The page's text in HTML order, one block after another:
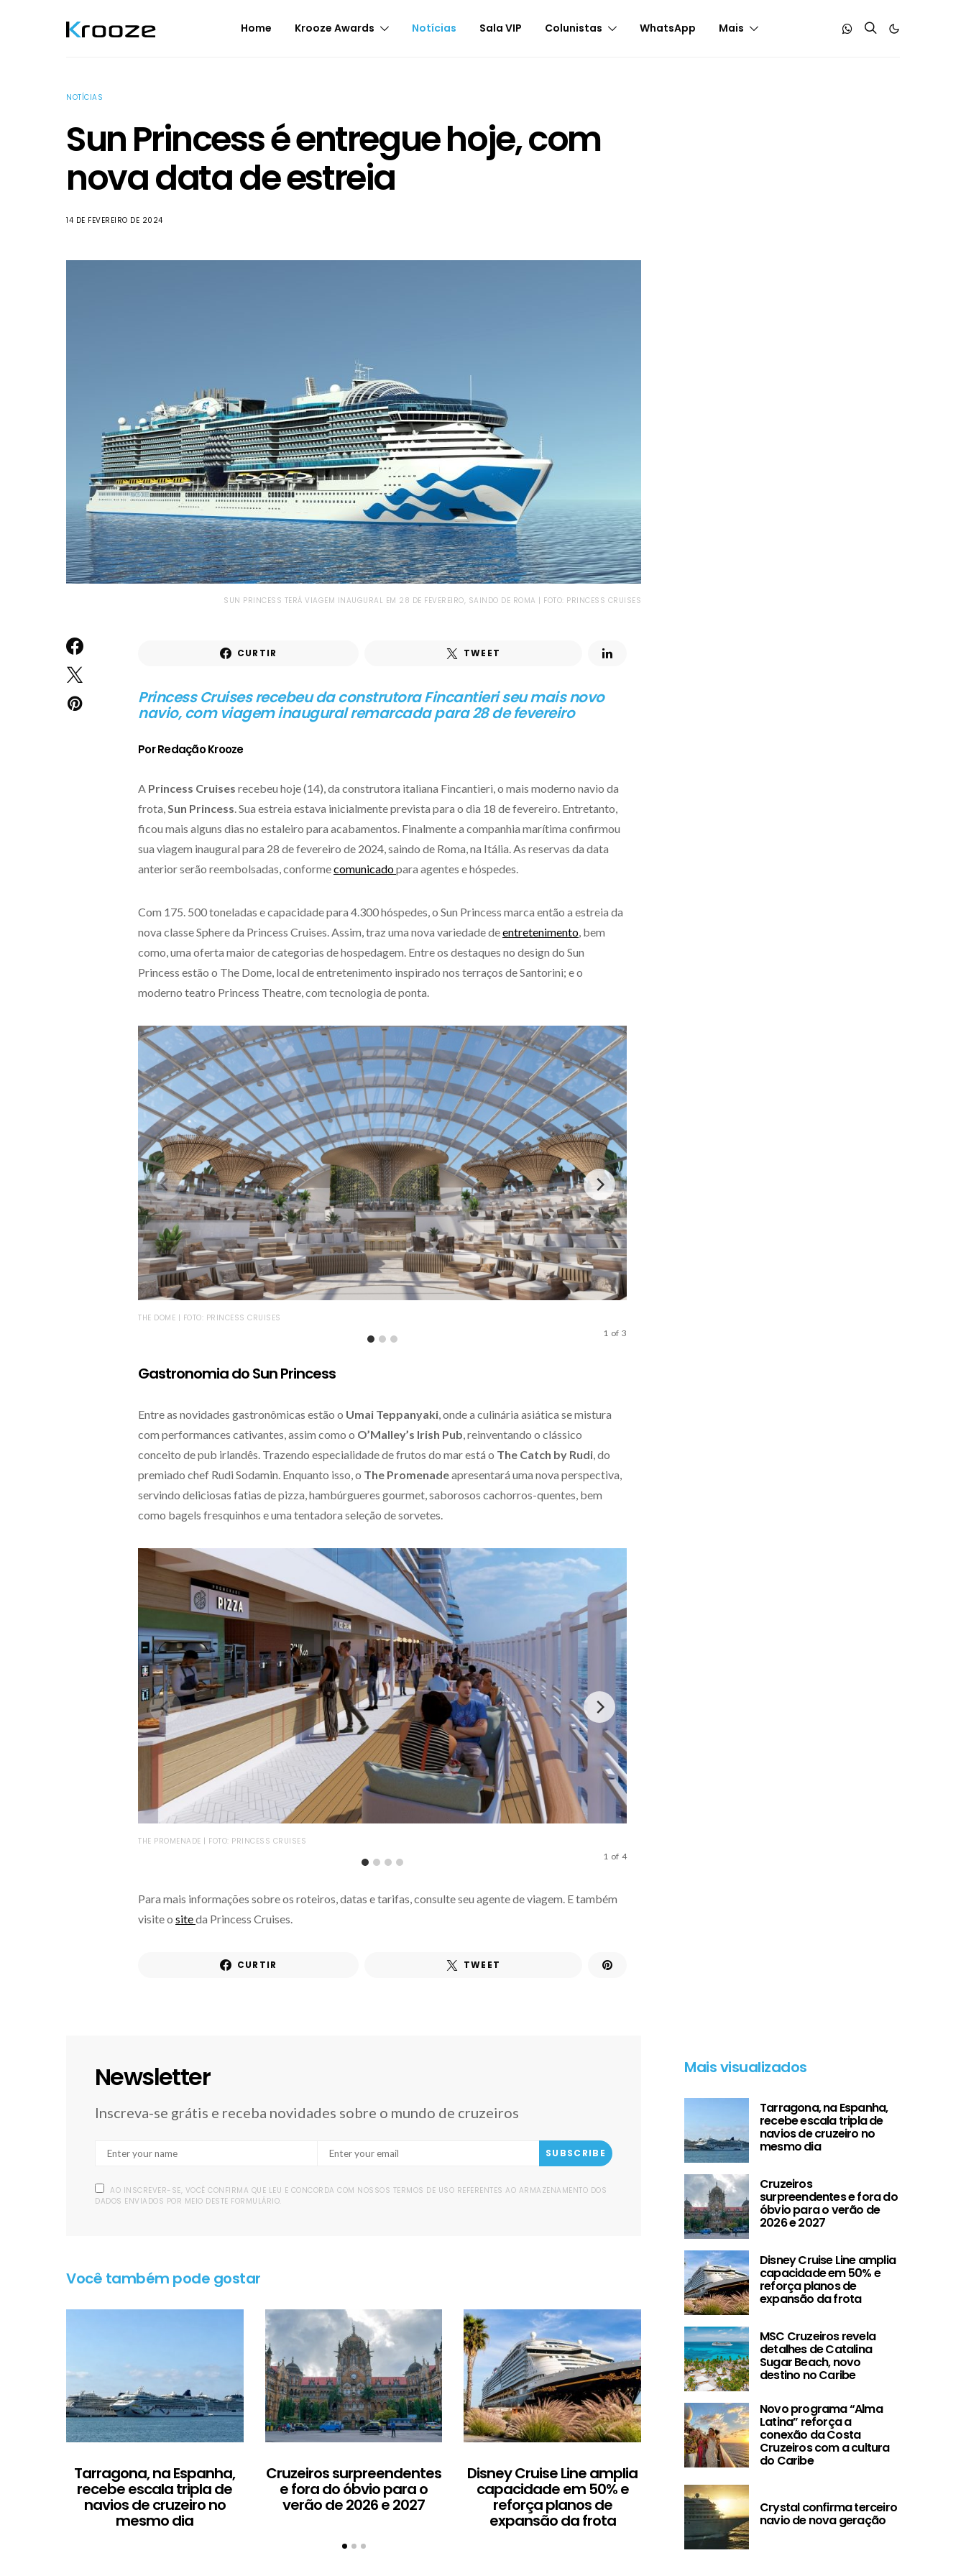
Home Krooze Awards Notícias Sala VIP Colunistas WhatsApp Mais
NOTÍCIAS
Sun Princess é entregue hoje, com
nova data de estreia
14 DE FEVEREIRO DE 2024
SUN PRINCESS TERÁ VIAGEM INAUGURAL EM 28 DE FEVEREIRO, SAINDO DE ROMA | FOTO: PRINCESS CRUISES
CURTIR TWEET
Princess Cruises recebeu da construtora Fincantieri seu mais novo
navio, com viagem inaugural remarcada para 28 de fevereiro
Por Redação Krooze
A Princess Cruises recebeu hoje (14), da construtora italiana Fincantieri, o mais moderno navio da
frota,Sun Princess. Sua estreia estava inicialmente prevista para o dia 18 de fevereiro. Entretanto,
ficou mais alguns dias no estaleiro para acabamentos. Finalmente a companhia marítima confirmou
sua viagem inaugural para 28 de fevereiro de 2024, saindo de Roma, na Itália. As reservas da data
anterior serão reembolsadas, conformecomunicadopara agentes e hóspedes.
Com 175. 500 toneladas e capacidade para 4.300 hóspedes, o Sun Princess marca então a estreia da
nova classe Sphere da Princess Cruises. Assim, traz uma nova variedade deentretenimento, bem
como, uma oferta maior de categorias de hospedagem. Entre os destaques no design do Sun
Princess estão o The Dome, local de entretenimento inspirado nos terraços de Santorini; e o
moderno teatro Princess Theatre, com tecnologia de ponta.
THE DOME | FOTO: PRINCESS CRUISES
1 of 3
Gastronomia do Sun Princess
Entre as novidades gastronômicas estão o Umai Teppanyaki, onde a culinária asiática se mistura
com performances cativantes, assim como o O’Malley’s Irish Pub, reinventando o clássico
conceito de pub irlandês. Trazendo especialidade de frutos do mar está o The Catch by Rudi, do
premiado chef Rudi Sodamin. Enquanto isso, o The Promenadeapresentará uma nova perspectiva,
servindo deliciosas fatias de pizza, hambúrgueres gourmet, saborosos cachorros-quentes, bem
como bagels fresquinhos e uma tentadora seleção de sorvetes.
THE PROMENADE | FOTO: PRINCESS CRUISES
1 of 4
Para mais informações sobre os roteiros, datas e tarifas, consulte seu agente de viagem. E também
visite o siteda Princess Cruises.
CURTIR TWEET
Newsletter
Inscreva-se grátis e receba novidades sobre o mundo de cruzeiros
SUBSCRIBE
AO INSCREVER-SE, VOCÊ CONFIRMA QUE LEU E CONCORDA COM NOSSOS TERMOS DE USO REFERENTES AO ARMAZENAMENTO DOS
DADOS ENVIADOS POR MEIO DESTE FORMULÁRIO.
Você também pode gostar
Tarragona, na Espanha,
recebe escala tripla de
navios de cruzeiro no
mesmo dia
Cruzeiros surpreendentes
e fora do óbvio para o
verão de 2026 e 2027
Disney Cruise Line amplia
capacidade em 50% e
reforça planos de
expansão da frota
MSC Cruzeiros revela
detalhes de Catalina
Sugar Beach, novo
destino no Caribe
da Costa
Mais visualizados
Tarragona, na Espanha,
recebe escala tripla de
navios de cruzeiro no
mesmo dia
Cruzeiros
surpreendentes e fora do
óbvio para o verão de
2026 e 2027
Disney Cruise Line amplia
capacidade em 50% e
reforça planos de
expansão da frota
MSC Cruzeiros revela
detalhes de Catalina
Sugar Beach, novo
destino no Caribe
Novo programa “Alma
Latina” reforça a
conexão da Costa
Cruzeiros com a cultura
do Caribe
Crystal confirma terceiro
navio de nova geração